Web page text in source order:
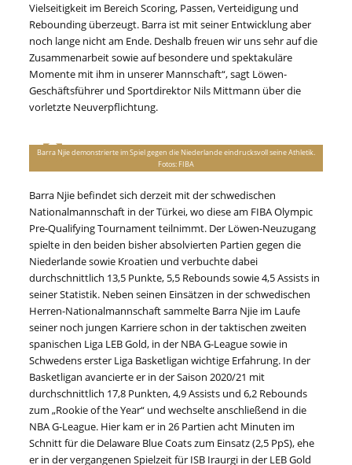
Vielseitigkeit im Bereich Scoring, Passen, Verteidigung und
Rebounding überzeugt. Barra ist mit seiner Entwicklung aber
noch lange nicht am Ende. Deshalb freuen wir uns sehr auf die
Zusammenarbeit sowie auf besondere und spektakuläre
Momente mit ihm in unserer Mannschaft“, sagt Löwen-
Geschäftsführer und Sportdirektor Nils Mittmann über die
vorletzte Neuverpflichtung.
Barra Njie demonstrierte im Spiel gegen die Niederlande eindrucksvoll seine Athletik.
Fotos: FIBA
Barra Njie befindet sich derzeit mit der schwedischen
Nationalmannschaft in der Türkei, wo diese am FIBA Olympic
Pre-Qualifying Tournament teilnimmt. Der Löwen-Neuzugang
spielte in den beiden bisher absolvierten Partien gegen die
Niederlande sowie Kroatien und verbuchte dabei
durchschnittlich 13,5 Punkte, 5,5 Rebounds sowie 4,5 Assists in
seiner Statistik. Neben seinen Einsätzen in der schwedischen
Herren-Nationalmannschaft sammelte Barra Njie im Laufe
seiner noch jungen Karriere schon in der taktischen zweiten
spanischen Liga LEB Gold, in der NBA G-League sowie in
Schwedens erster Liga Basketligan wichtige Erfahrung. In der
Basketligan avancierte er in der Saison 2020/21 mit
durchschnittlich 17,8 Punkten, 4,9 Assists und 6,2 Rebounds
zum „Rookie of the Year“ und wechselte anschließend in die
NBA G-League. Hier kam er in 26 Partien acht Minuten im
Schnitt für die Delaware Blue Coats zum Einsatz (2,5 PpS), ehe
er in der vergangenen Spielzeit für ISB Iraurgi in der LEB Gold